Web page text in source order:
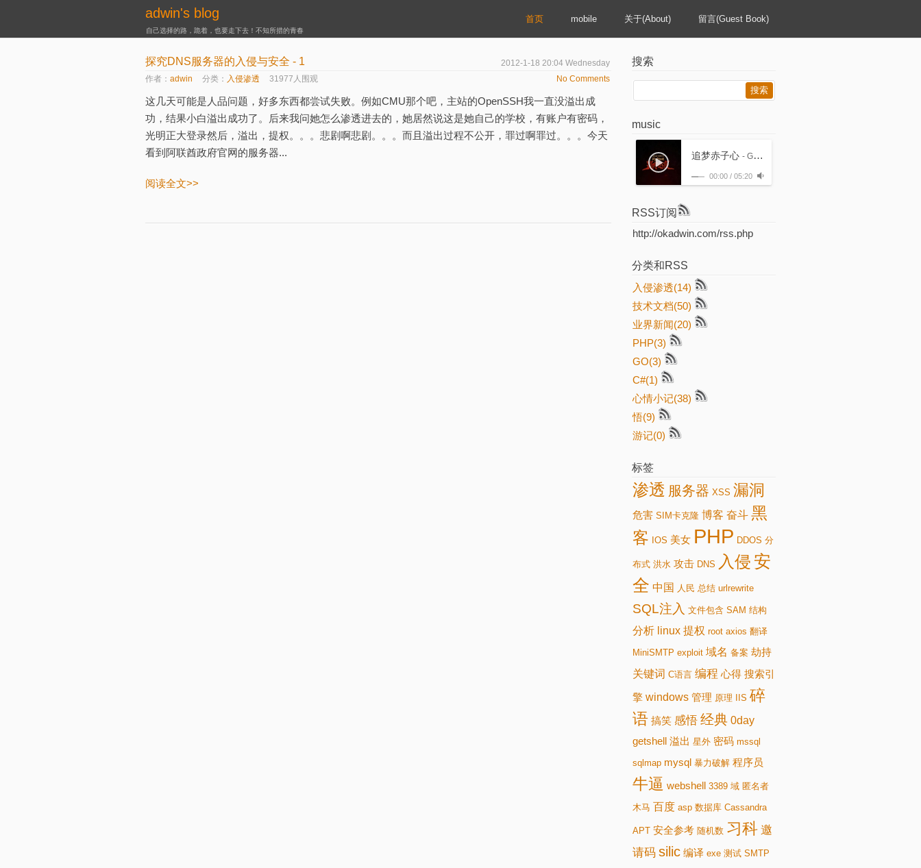
adwin's blog
自己选择的路，跪着，也要走下去！不知所措的青春
首页 mobile 关于(About) 留言(Guest Book)
2012-1-18 20:04 Wednesday
探究DNS服务器的入侵与安全 - 1
No Comments
作者： adwin 分类： 入侵渗透 31977人围观
这几天可能是人品问题，好多东西都尝试失败。例如CMU那个吧，主站的OpenSSH我一直没溢出成
功，结果小白溢出成功了。后来我问她怎么渗透进去的，她居然说这是她自己的学校，有账户有密码，
光明正大登录然后，溢出，提权。。。悲剧啊悲剧。。。而且溢出过程不公开，罪过啊罪过。。。今天
看到阿联酋政府官网的服务器...
阅读全文>>
搜索
music
追梦赤子心 - GALA
00:00 / 05:20
RSS订阅
http://okadwin.com/rss.php
分类和RSS
入侵渗透(14)
技术文档(50)
业界新闻(20)
PHP(3)
GO(3)
C#(1)
心情小记(38)
悟(9)
游记(0)
标签
渗透 服务器 XSS 漏洞
危害 SIM卡克隆 博客 奋斗 黑
客 IOS 美女 PHP DDOS 分
布式 洪水 攻击 DNS 入侵 安
全 中国 人民 总结 urlrewrite
SQL注入 文件包含 SAM 结构
分析 linux 提权 root axios 翻译
MiniSMTP exploit 域名 备案 劫持
关键词 C语言 编程 心得 搜索引
擎 windows 管理 原理 IIS 碎
语 搞笑 感悟 经典 0day
getshell 溢出 星外 密码 mssql
sqlmap mysql 暴力破解 程序员
牛逼 webshell 3389 域 匿名者
木马 百度 asp 数据库 Cassandra
APT 安全参考 随机数 习科 邀
请码 silic 编译 exe 测试 SMTP